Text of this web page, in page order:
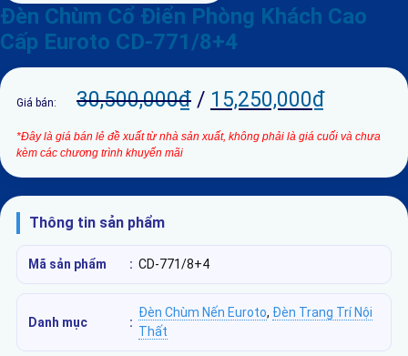
Đèn Chùm Cổ Điển Phòng Khách Cao
Cấp Euroto CD-771/8+4
Giá bán: 30,500,000₫ / 15,250,000₫
*Đây là giá bán lẻ đề xuất từ nhà sản xuất, không phải là giá cuối và chưa
kèm các chương trình khuyến mãi
Thông tin sản phẩm
Mã sản phẩm : CD-771/8+4
Danh mục :
Đèn Chùm Nến Euroto, Đèn Trang Trí Nội
Thất